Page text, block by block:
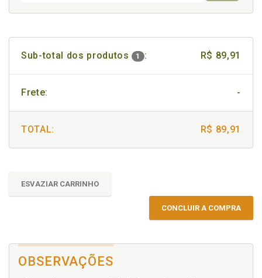
Sub-total dos produtos 1 : R$ 89,91
Frete: -
TOTAL: R$ 89,91
ESVAZIAR CARRINHO
CONCLUIR A COMPRA
OBSERVAÇÕES